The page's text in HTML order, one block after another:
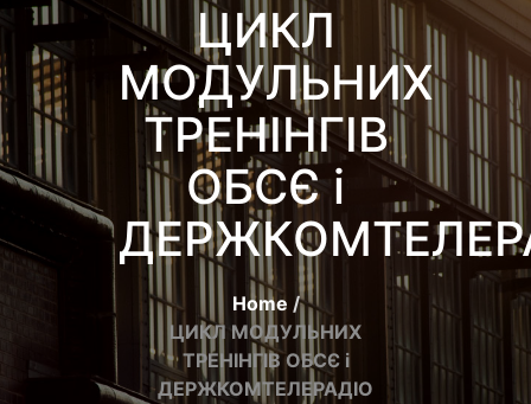
ЦИКЛ
МОДУЛЬНИХ
ТРЕНІНГІВ
ОБСЄ і
Home
ЦИКЛ МОДУЛЬНИХ
ТРЕНІНГІВ ОБСЄ і
ДЕРЖКОМТЕЛЕРАДІО